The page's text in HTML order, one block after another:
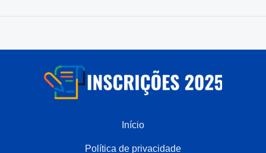
Início
Política de privacidade